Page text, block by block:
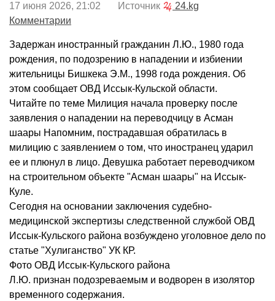
17 июня 2026, 21:02 Источник
24.kg
Комментарии
Задержан иностранный гражданин Л.Ю., 1980 года
рождения, по подозрению в нападении и избиении
жительницы Бишкека Э.М., 1998 года рождения. Об
этом сообщает ОВД Иссык-Кульской области.
Читайте по теме Милиция начала проверку после
заявления о нападении на переводчицу в Асман
шаары Напомним, пострадавшая обратилась в
милицию с заявлением о том, что иностранец ударил
ее и плюнул в лицо. Девушка работает переводчиком
на строительном объекте "Асман шаары" на Иссык-
Куле.
Сегодня на основании заключения судебно-
медицинской экспертизы следственной службой ОВД
Иссык-Кульского района возбуждено уголовное дело по
статье "Хулиганство" УК КР.
Фото ОВД Иссык-Кульского района
Л.Ю. признан подозреваемым и водворен в изолятор
временного содержания.